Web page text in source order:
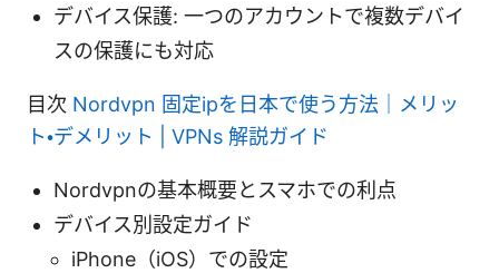
デバイス保護: 一つのアカウントで複数デバイ
スの保護にも対応
目次 Nordvpn 固定ipを日本で使う方法｜メリッ
ト・デメリット | VPNs 解説ガイド
Nordvpnの基本概要とスマホでの利点
デバイス別設定ガイド
iPhone（iOS）での設定